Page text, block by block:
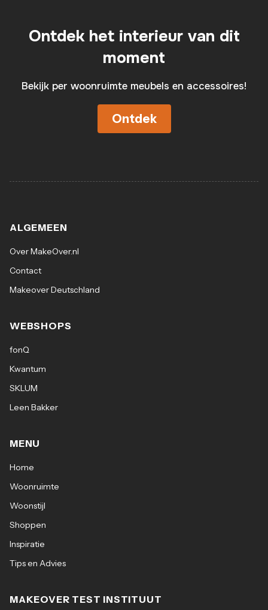
Ontdek het interieur van dit
moment
Bekijk per woonruimte meubels en accessoires!
Ontdek
ALGEMEEN
Over MakeOver.nl
Contact
Makeover Deutschland
WEBSHOPS
fonQ
Kwantum
SKLUM
Leen Bakker
MENU
Home
Woonruimte
Woonstijl
Shoppen
Inspiratie
Tips en Advies
MAKEOVER TEST INSTITUUT